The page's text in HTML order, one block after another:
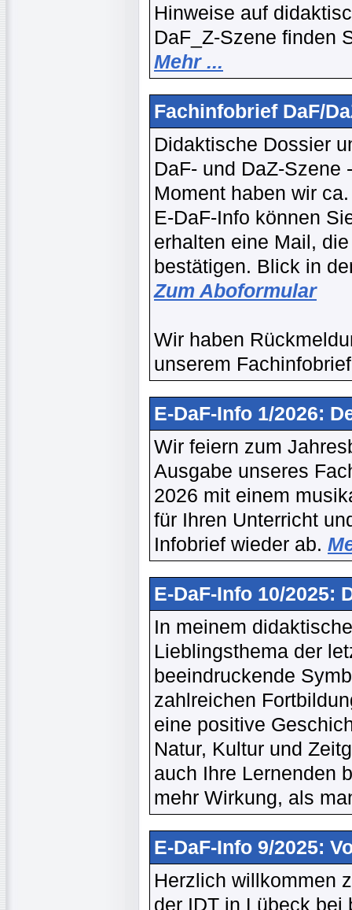
Hinweise auf
DaF_Z-Szene finden
Mehr ...
Fachinfobrief DaF/
Didaktische Dossier
DaF- und DaZ-Szene
Moment haben wir
E-DaF-Info können
erhalten eine Mail,
bestätigen. Blick in
Zum Aboformular
Wir haben
unserem
E-DaF-Info 1/2026:
Wir feiern zum
Ausgabe unseres
2026 mit einem
für Ihren Unterricht
Infobrief wieder ab.
E-DaF-Info 10/2025:
In meinem
Lieblingsthema der
beeindruckende
zahlreichen
eine positive
Natur, Kultur und
auch Ihre Lernenden
mehr Wirkung, als
E-DaF-Info 9/2025:
Herzlich willkommen
der IDT in Lübeck bei